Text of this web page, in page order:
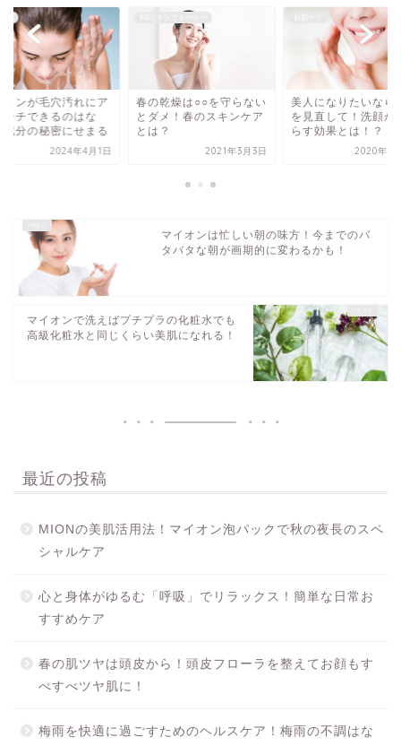
オンが毛穴汚れにア
ーチできるのはな
成分の秘密にせまる
2024年4月1日
春の乾燥は○○を守らない
とダメ！春のスキンケア
とは？
2021年3月3日
美人になりたいなら
を見直して！洗顔が
らす効果とは！？
2020年7
マイオンは忙しい朝の味方！今までのバ
タバタな朝が画期的に変わるかも！
マイオンで洗えばプチプラの化粧水でも
高級化粧水と同じくらい美肌になれる！
最近の投稿
MIONの美肌活用法！マイオン泡パックで秋の夜長のスペ
シャルケア
心と身体がゆるむ「呼吸」でリラックス！簡単な日常お
すすめケア
春の肌ツヤは頭皮から！頭皮フローラを整えてお顔もす
べすべツヤ肌に！
梅雨を快適に過ごすためのヘルスケア！梅雨の不調はな